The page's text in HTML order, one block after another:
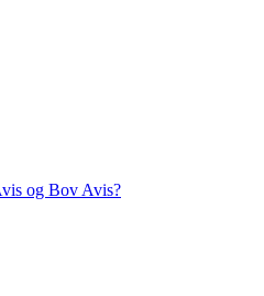
og Bov Avis?